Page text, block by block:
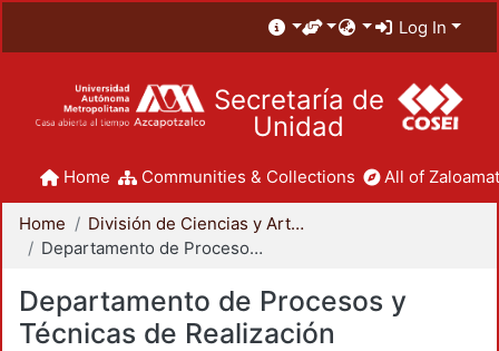
Log In
Secretaría de
Unidad
Home Communities & Collections All of
Home
División de Ciencias y Artes para el Diseño
Departamento de Procesos y Técnicas de Realización
Departamento de Procesos y
Técnicas de Realización